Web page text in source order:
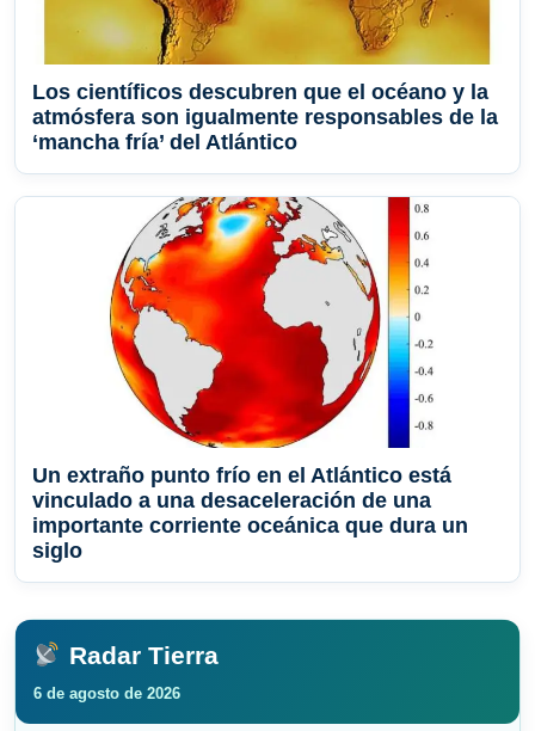
Los científicos descubren que el océano y la
atmósfera son igualmente responsables de la
‘mancha fría’ del Atlántico
Un extraño punto frío en el Atlántico está
vinculado a una desaceleración de una
importante corriente oceánica que dura un
siglo
Radar Tierra
6 de agosto de 2026